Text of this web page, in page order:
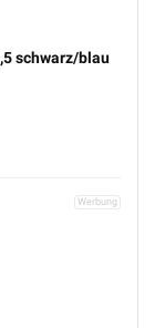
schwarz/blau